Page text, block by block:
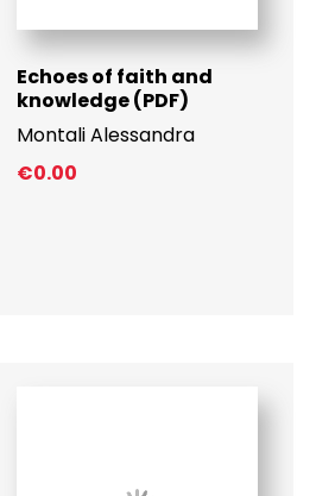
Echoes of faith and
knowledge (PDF)
Montali Alessandra
€0.00